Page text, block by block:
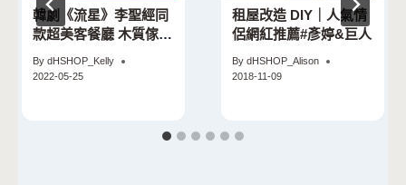
韓劇《流星》李聖經同
款超美客餐廳 木質傢俱
佈置就對了！
By dHSHOP_Kelly
2022-05-25
租屋改造 DIY｜人氣情
侶網紅推薦#彥婷&巨人
By dHSHOP_Alison
2018-11-09